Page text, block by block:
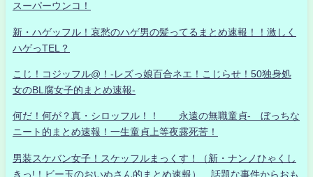
スーパーウンコ！
新・ハゲッフル！哀愁のハゲ男の髪ってるまとめ速報！！激しく
ハゲっTEL？
こじ！コジッフル@！-レズっ娘百合ネエ！こじらせ！50独身処
女のBL腐女子的まとめ速報-
何だ！何が？真・シロッフル！！ 永遠の無職童貞- ぼっちな
ニート的まとめ速報！一生童貞上等夜露死苦！
男装スケバン女子！スケッフルまっくす！（新・ナンノひゃくし
きっ!！ビー玉のおいぬさん的まとめ速報） 話題な事件からおも